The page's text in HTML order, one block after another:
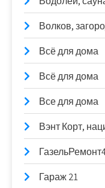
Волков,
Всё для дома
Всё для дома
Все для дома
Вэнт Корт,
Гараж 21